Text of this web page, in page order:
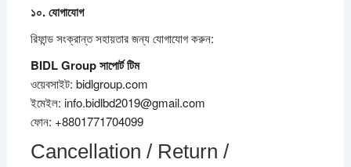
১০.যোগাযোগ
রিফান্ড সংক্রান্ত সহায়তার জন্য যোগাযোগ করুন:
BIDL Groupসাপোর্টটিম
ওয়েবসাইট: bidlgroup.com
ইমেইল: info.bidlbd2019@gmail.com
ফোন: +8801771704099
Cancellation / Return /